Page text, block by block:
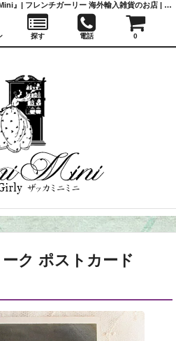
ク ポストカード
フランス雑貨・輸入雑貨『Zakka MiniMini』| フレンチガーリー 海外輸入雑貨のお店 | かわいい雑貨 | 蚤の市 | アンティーク
探す 電話 0